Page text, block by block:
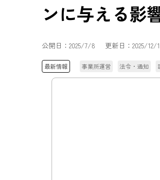
ンに与える影
公開日： 2025/7/8 更新日： 2025/12/1
最新情報 事業所運営 法令・通知